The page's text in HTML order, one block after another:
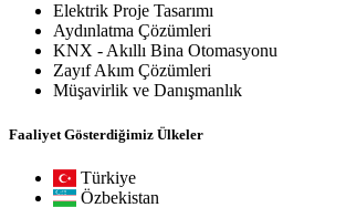
Elektrik Proje Tasarımı
Aydınlatma Çözümleri
KNX - Akıllı Bina Otomasyonu
Zayıf Akım Çözümleri
Müşavirlik ve Danışmanlık
Faaliyet Gösterdiğimiz Ülkeler
Türkiye
Özbekistan